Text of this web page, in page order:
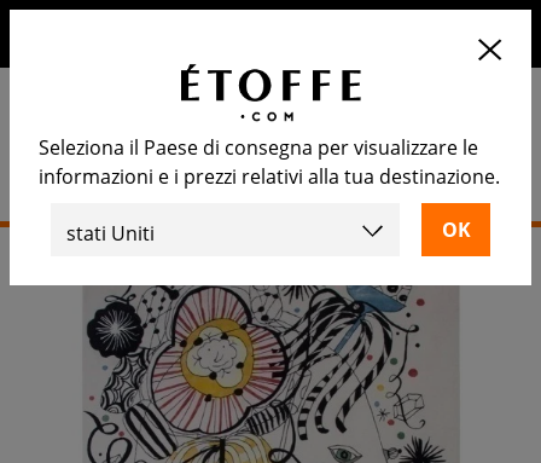
Seleziona il Paese di consegna per visualizzare le
informazioni e i prezzi relativi alla tua destinazione.